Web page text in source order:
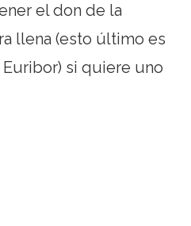
el don de la
llena (esto último es
si quiere uno